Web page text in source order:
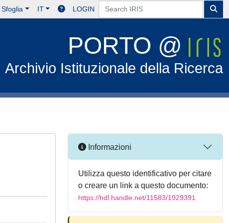
Sfoglia IT LOGIN
PORTO @
Archivio Istituzionale della Ricerca
Informazioni
Utilizza questo identificativo per citare
o creare un link a questo documento:
https://hdl.handle.net/11583/1929391